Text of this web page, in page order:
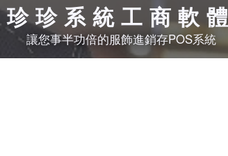
珍珍系統工商軟體
讓您事半功倍的服飾進銷存POS系統